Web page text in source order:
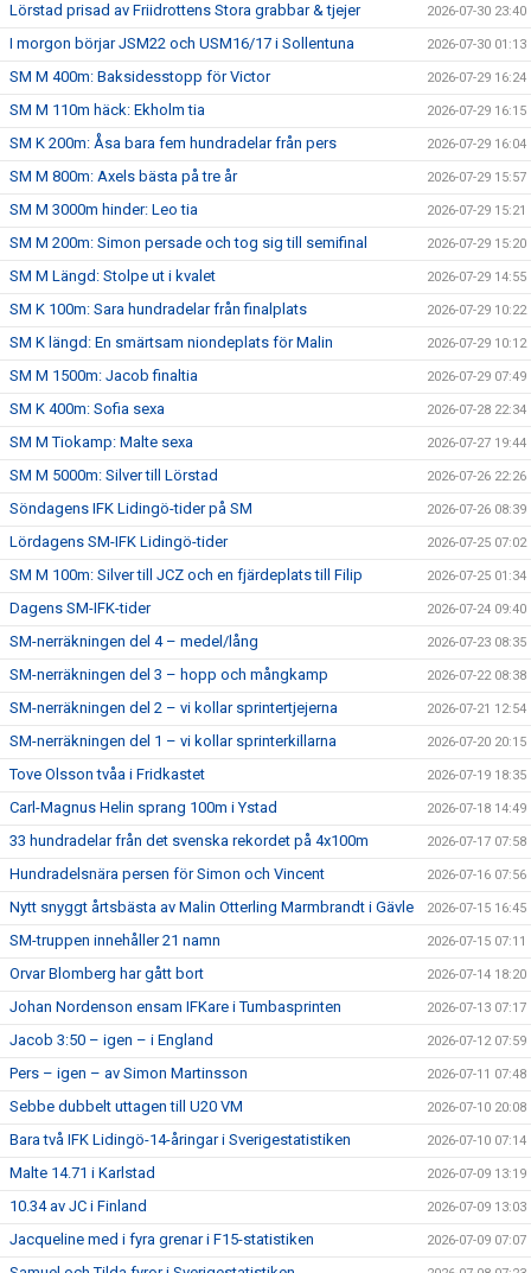
Lörstad prisad av Friidrottens Stora grabbar & tjejer 2026-07-30 23:40
I morgon börjar JSM22 och USM16/17 i Sollentuna 2026-07-30 01:13
SM M 400m: Baksidesstopp för Victor 2026-07-29 16:24
SM M 110m häck: Ekholm tia 2026-07-29 16:15
SM K 200m: Åsa bara fem hundradelar från pers 2026-07-29 16:04
SM M 800m: Axels bästa på tre år 2026-07-29 15:57
SM M 3000m hinder: Leo tia 2026-07-29 15:21
SM M 200m: Simon persade och tog sig till semifinal 2026-07-29 15:20
SM M Längd: Stolpe ut i kvalet 2026-07-29 14:55
SM K 100m: Sara hundradelar från finalplats 2026-07-29 10:22
SM K längd: En smärtsam niondeplats för Malin 2026-07-29 10:12
SM M 1500m: Jacob finaltia 2026-07-29 07:49
SM K 400m: Sofia sexa 2026-07-28 22:34
SM M Tiokamp: Malte sexa 2026-07-27 19:44
SM M 5000m: Silver till Lörstad 2026-07-26 22:26
Söndagens IFK Lidingö-tider på SM 2026-07-26 08:39
Lördagens SM-IFK Lidingö-tider 2026-07-25 07:02
SM M 100m: Silver till JCZ och en fjärdeplats till Filip 2026-07-25 01:34
Dagens SM-IFK-tider 2026-07-24 09:40
SM-nerräkningen del 4 – medel/lång 2026-07-23 08:35
SM-nerräkningen del 3 – hopp och mångkamp 2026-07-22 08:38
SM-nerräkningen del 2 – vi kollar sprintertjejerna 2026-07-21 12:54
SM-nerräkningen del 1 – vi kollar sprinterkillarna 2026-07-20 20:15
Tove Olsson tvåa i Fridkastet 2026-07-19 18:35
Carl-Magnus Helin sprang 100m i Ystad 2026-07-18 14:49
33 hundradelar från det svenska rekordet på 4x100m 2026-07-17 07:58
Hundradelsnära persen för Simon och Vincent 2026-07-16 07:56
Nytt snyggt årtsbästa av Malin Otterling Marmbrandt i Gävle 2026-07-15 16:45
SM-truppen innehåller 21 namn 2026-07-15 07:11
Orvar Blomberg har gått bort 2026-07-14 18:20
Johan Nordenson ensam IFKare i Tumbasprinten 2026-07-13 07:17
Jacob 3:50 – igen – i England 2026-07-12 07:59
Pers – igen – av Simon Martinsson 2026-07-11 07:48
Sebbe dubbelt uttagen till U20 VM 2026-07-10 20:08
Bara två IFK Lidingö-14-åringar i Sverigestatistiken 2026-07-10 07:14
Malte 14.71 i Karlstad 2026-07-09 13:19
10.34 av JC i Finland 2026-07-09 13:03
Jacqueline med i fyra grenar i F15-statistiken 2026-07-09 07:07